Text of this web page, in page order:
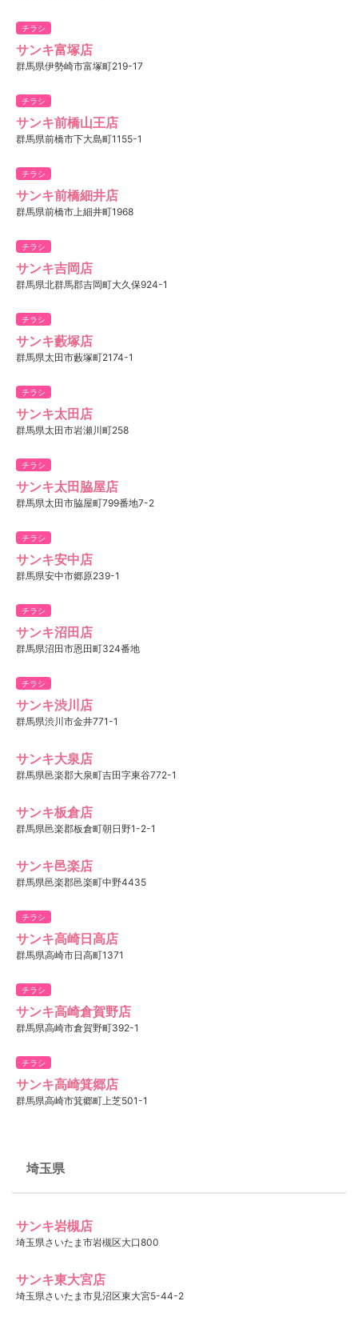
チラシ
サンキ富塚店
群馬県伊勢崎市富塚町219-17
チラシ
サンキ前橋山王店
群馬県前橋市下大島町1155-1
チラシ
サンキ前橋細井店
群馬県前橋市上細井町1968
チラシ
サンキ吉岡店
群馬県北群馬郡吉岡町大久保924-1
チラシ
サンキ藪塚店
群馬県太田市藪塚町2174-1
チラシ
サンキ太田店
群馬県太田市岩瀬川町258
チラシ
サンキ太田脇屋店
群馬県太田市脇屋町799番地7-2
チラシ
サンキ安中店
群馬県安中市郷原239-1
チラシ
サンキ沼田店
群馬県沼田市恩田町324番地
チラシ
サンキ渋川店
群馬県渋川市金井771-1
サンキ大泉店
群馬県邑楽郡大泉町吉田字東谷772-1
サンキ板倉店
群馬県邑楽郡板倉町朝日野1-2-1
サンキ邑楽店
群馬県邑楽郡邑楽町中野4435
チラシ
サンキ高崎日高店
群馬県高崎市日高町1371
チラシ
サンキ高崎倉賀野店
群馬県高崎市倉賀野町392-1
チラシ
サンキ高崎箕郷店
群馬県高崎市箕郷町上芝501-1
埼玉県
サンキ岩槻店
埼玉県さいたま市岩槻区大口800
サンキ東大宮店
埼玉県さいたま市見沼区東大宮5-44-2